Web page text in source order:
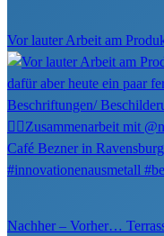
Vor lauter Arbeit am
Nachher – Vorher…